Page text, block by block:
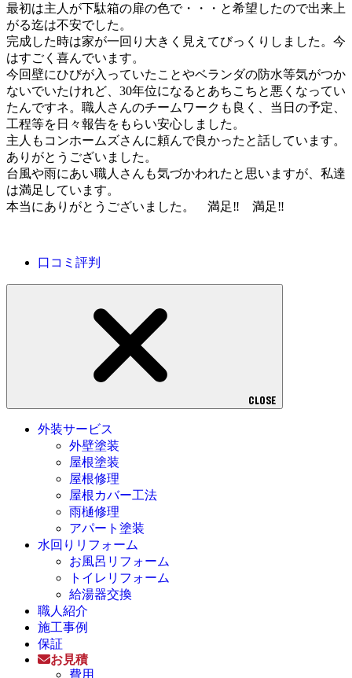
最初は主人が下駄箱の扉の色で・・・と希望したので出来上
がる迄は不安でした。
完成した時は家が一回り大きく見えてびっくりしました。今
はすごく喜んでいます。
今回壁にひびが入っていたことやベランダの防水等気がつか
ないでいたけれど、30年位になるとあちこちと悪くなってい
たんですネ。職人さんのチームワークも良く、当日の予定、
工程等を日々報告をもらい安心しました。
主人もコンホームズさんに頼んで良かったと話しています。
ありがとうございました。
台風や雨にあい職人さんも気づかわれたと思いますが、私達
は満足しています。
本当にありがとうございました。 満足‼ 満足‼
口コミ評判
CLOSE
外装サービス
外壁塗装
屋根塗装
屋根修理
屋根カバー工法
雨樋修理
アパート塗装
水回りリフォーム
お風呂リフォーム
トイレリフォーム
給湯器交換
職人紹介
施工事例
保証
お見積
費用